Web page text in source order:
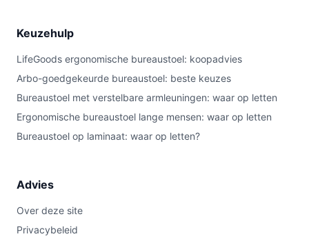
Keuzehulp
LifeGoods ergonomische bureaustoel: koopadvies
Arbo-goedgekeurde bureaustoel: beste keuzes
Bureaustoel met verstelbare armleuningen: waar op letten
Ergonomische bureaustoel lange mensen: waar op letten
Bureaustoel op laminaat: waar op letten?
Advies
Over deze site
Privacybeleid